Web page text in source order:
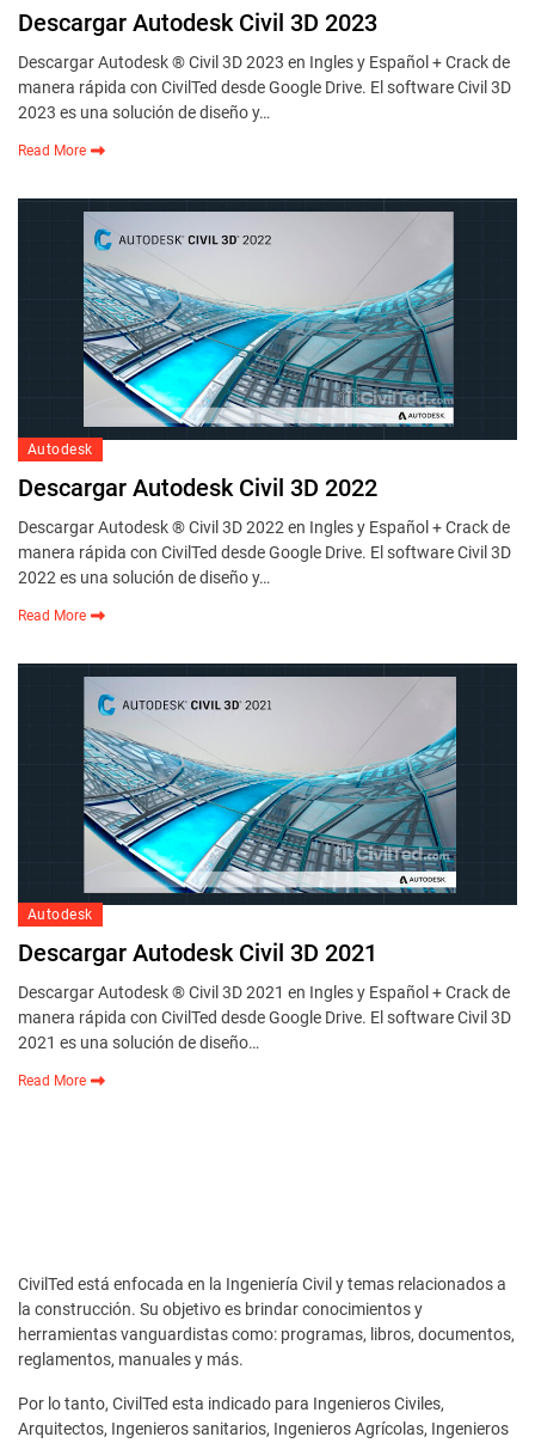
Descargar Autodesk Civil 3D 2023
Descargar Autodesk ® Civil 3D 2023 en Ingles y Español + Crack de
manera rápida con CivilTed desde Google Drive. El software Civil 3D
2023 es una solución de diseño y…
Read More
Autodesk
Descargar Autodesk Civil 3D 2022
Descargar Autodesk ® Civil 3D 2022 en Ingles y Español + Crack de
manera rápida con CivilTed desde Google Drive. El software Civil 3D
2022 es una solución de diseño y…
Read More
Autodesk
Descargar Autodesk Civil 3D 2021
Descargar Autodesk ® Civil 3D 2021 en Ingles y Español + Crack de
manera rápida con CivilTed desde Google Drive. El software Civil 3D
2021 es una solución de diseño…
Read More
CivilTed está enfocada en la Ingeniería Civil y temas relacionados a
la construcción. Su objetivo es brindar conocimientos y
herramientas vanguardistas como: programas, libros, documentos,
reglamentos, manuales y más.
Por lo tanto, CivilTed esta indicado para Ingenieros Civiles,
Arquitectos, Ingenieros sanitarios, Ingenieros Agrícolas, Ingenieros